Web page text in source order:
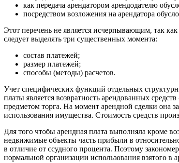
как передача арендатором арендодателю
посредством возложения на арендатора
Этот перечень не является исчерпывающим, так
следует выделять три существенных момента:
состав платежей;
размер платежей;
способы (методы) расчетов.
Учет специфических функций отдельных
платы является возвратность арендованных
предметом торга. На момент арендной сделки она
использования имущества. Стоимость средств
Для того чтобы арендная плата выполняла кроме
недвижимые объекты часть прибыли в
в отличие от ссудного процента. Поэтому
нормальной организации использования взятого в